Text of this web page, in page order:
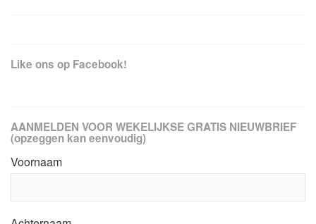
Like ons op Facebook!
AANMELDEN VOOR WEKELIJKSE GRATIS NIEUWBRIEF
(opzeggen kan eenvoudig)
Voornaam